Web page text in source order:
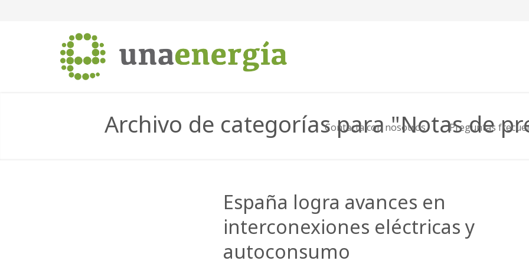
Contacta con nosotros Preguntas
Archivo de categorías para "Notas de
España logra avances en
interconexiones eléctricas y
autoconsumo